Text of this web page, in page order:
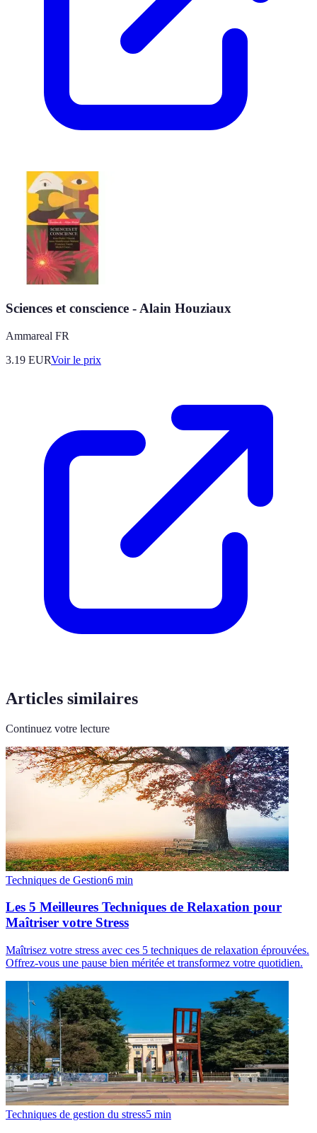
Sciences et conscience - Alain Houziaux
Ammareal FR
3.19 EURVoir le prix
Articles similaires
Continuez votre lecture
Techniques de Gestion6 min
Les 5 Meilleures Techniques de Relaxation pour
Maîtriser votre Stress
Maîtrisez votre stress avec ces 5 techniques de relaxation éprouvées.
Offrez-vous une pause bien méritée et transformez votre quotidien.
Techniques de gestion du stress5 min